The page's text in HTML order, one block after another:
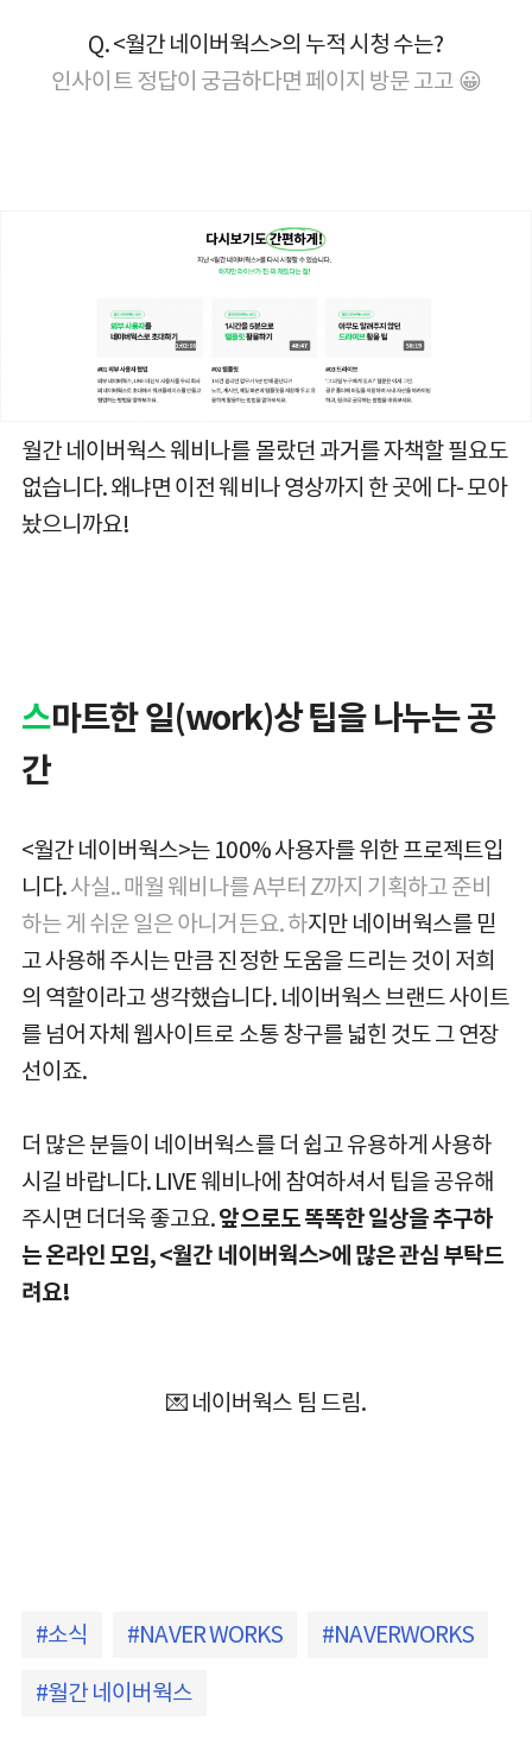
Q. <월간 네이버웍스>의 누적 시청 수는?
인사이트 정답이 궁금하다면 페이지 방문고고 😀
월간 네이버웍스 웨비나를 몰랐던 과거를 자책할 필요도
없습니다. 왜냐면 이전 웨비나 영상까지 한 곳에 다- 모아
놨으니까요!
스마트한 일(work)상 팁을 나누는 공
간
<월간 네이버웍스>는 100% 사용자를 위한 프로젝트입
니다.사실.. 매월 웨비나를 A부터 Z까지 기획하고 준비
하는 게 쉬운 일은 아니거든요.하지만 네이버웍스를 믿
고 사용해 주시는 만큼 진정한 도움을 드리는 것이 저희
의 역할이라고 생각했습니다. 네이버웍스 브랜드 사이트
를 넘어 자체 웹사이트로 소통 창구를 넓힌 것도 그 연장
선이죠.
더 많은 분들이 네이버웍스를 더 쉽고 유용하게 사용하
시길 바랍니다. LIVE 웨비나에 참여하셔서 팁을 공유해
주시면 더더욱 좋고요.앞으로도 똑똑한 일상을 추구하
는 온라인 모임, <월간 네이버웍스>에 많은 관심 부탁드
려요!
💌 네이버웍스 팀 드림.
소식 NAVER WORKS NAVERWORKS
월간 네이버웍스